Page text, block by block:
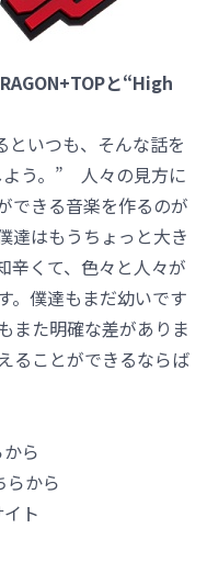
と“High
といつも、そんな話を
よう。” 人々の見方に
できる音楽を作るのが
達はもうちょっと大き
辛くて、色々と人々が
。僕達もまだ幼いです
また明確な差がありま
ることができるならば
ら
らから
ト